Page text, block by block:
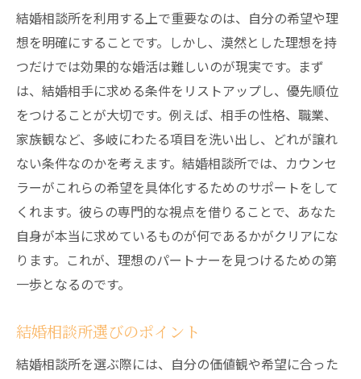
結婚相談所を効果的に利用するための戦略
成婚率を上げるためのポイント
成功者の体験に学ぶ
成功の秘訣を自分に取り入れる方法
結婚相談所での経験が未来をどう変えるか
結婚相談所で得た自信と成長
人生の選択肢を広げる経験
未来へのビジョンを描くために
過去の経験が現在にどう影響するか
結婚相談所の経験を通じた自己変革
未来を切り開くための具体的なステップ
結婚相談所を利用する上で重要なのは、自分の希望や理
想を明確にすることです。しかし、漠然とした理想を持
つだけでは効果的な婚活は難しいのが現実です。まず
は、結婚相手に求める条件をリストアップし、優先順位
をつけることが大切です。例えば、相手の性格、職業、
家族観など、多岐にわたる項目を洗い出し、どれが譲れ
ない条件なのかを考えます。結婚相談所では、カウンセ
ラーがこれらの希望を具体化するためのサポートをして
くれます。彼らの専門的な視点を借りることで、あなた
自身が本当に求めているものが何であるかがクリアにな
ります。これが、理想のパートナーを見つけるための第
一歩となるのです。
結婚相談所選びのポイント
結婚相談所を選ぶ際には、自分の価値観や希望に合った